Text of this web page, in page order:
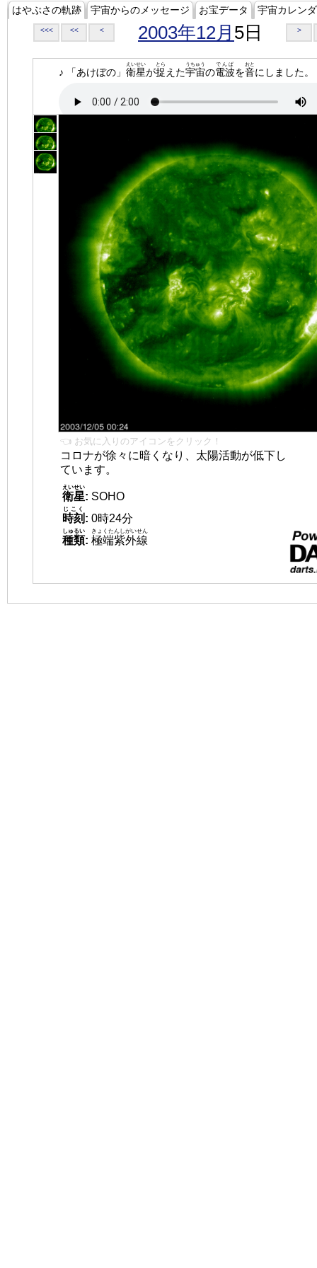
はやぶさの軌跡 宇宙からのメッセージ お宝データ 宇宙カレン
<<< << < 2003年12月 5日 >
♪ 「あけぼの」 衛星
えいせい
が捉
とら
えた宇宙
うちゅう
の電波
でんぱ
を音
おと
にしました。
👈 お気に入りのアイコンをクリック！
コロナが徐々に暗くなり、太陽活動が低下し
ています。
衛星
えいせい
: SOHO
時刻
じこく
: 0時24分
種類
しゅるい
: 極端紫外線
きょくたんしがいせん